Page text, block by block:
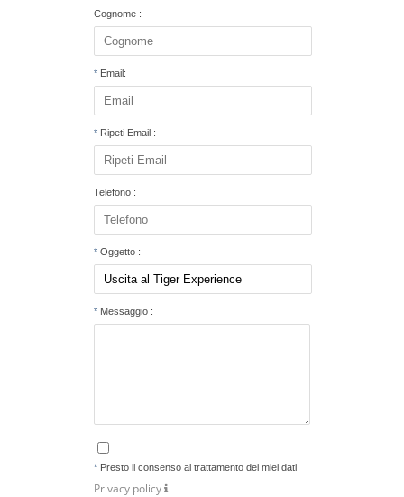
Cognome :
* Email:
* Ripeti Email :
Telefono :
* Oggetto :
* Messaggio :
* Presto il consenso al trattamento dei miei dati
Privacy policy